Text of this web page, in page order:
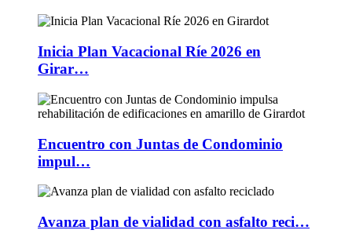
Inicia Plan Vacacional Ríe 2026 en
Girar…
Encuentro con Juntas de Condominio
impul…
Avanza plan de vialidad con asfalto reci…